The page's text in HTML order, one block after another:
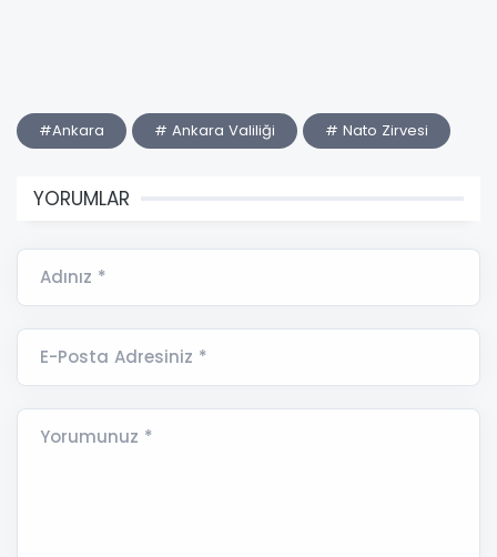
#Ankara # Ankara Valiliği # Nato Zirvesi
YORUMLAR
Adınız *
E-Posta Adresiniz *
Yorumunuz *